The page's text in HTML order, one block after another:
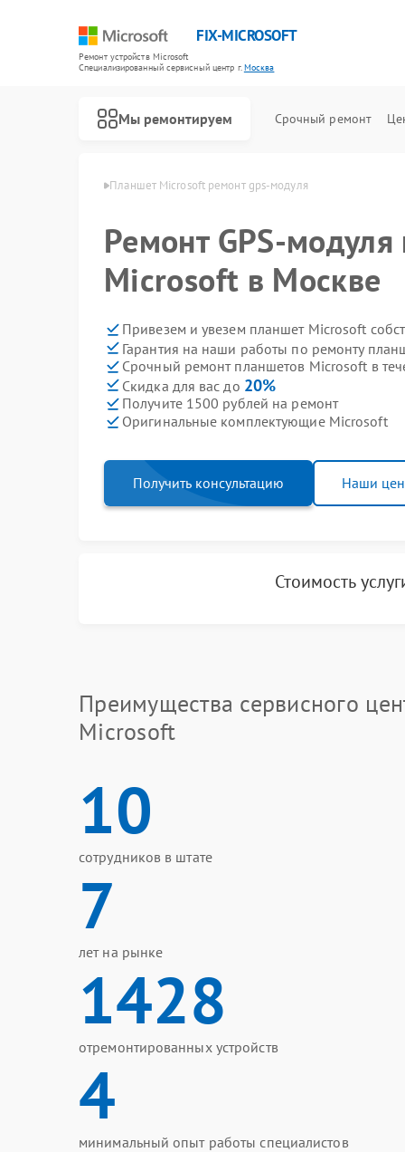
FIX-MICROSOFT
Ремонт устройств Microsoft
Специализированный cервисный центр г.Москва
Мы ремонтируем Срочный ремонт
Microsoft в Москве Планшет Microsoft ремонт gps-модуля
Ремонт GPS-
Microsoft в Москве
Привезем и увезем планшет Microsoft
Гарантия на наши работы по ремонту
Срочный ремонт планшетов Microsoft в
Скидка для вас до 20%
Получите 1500 рублей на ремонт
Оригинальные комплектующие Microsoft
Получить консультацию Наши
Стоимость
Преимущества сервисного
Microsoft
10
сотрудников в штате
7
лет на рынке
1428
отремонтированных устройств
4
минимальный опыт работы специалистов